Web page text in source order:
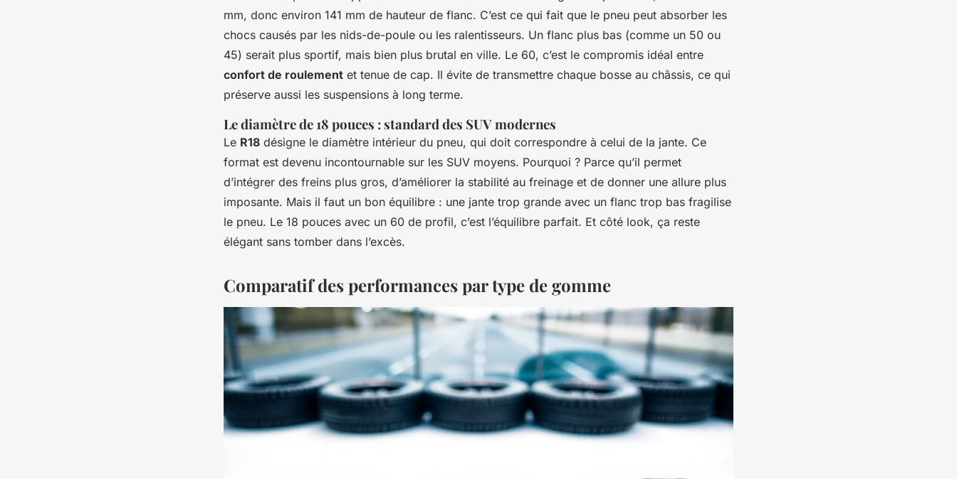
mm, donc environ 141 mm de hauteur de flanc. C’est ce qui fait que le pneu peut absorber les
chocs causés par les nids-de-poule ou les ralentisseurs. Un flanc plus bas (comme un 50 ou
45) serait plus sportif, mais bien plus brutal en ville. Le 60, c’est le compromis idéal entre
confort de roulement et tenue de cap. Il évite de transmettre chaque bosse au châssis, ce qui
préserve aussi les suspensions à long terme.
Le diamètre de 18 pouces : standard des SUV modernes
Le R18 désigne le diamètre intérieur du pneu, qui doit correspondre à celui de la jante. Ce
format est devenu incontournable sur les SUV moyens. Pourquoi ? Parce qu’il permet
d’intégrer des freins plus gros, d’améliorer la stabilité au freinage et de donner une allure plus
imposante. Mais il faut un bon équilibre : une jante trop grande avec un flanc trop bas fragilise
le pneu. Le 18 pouces avec un 60 de profil, c’est l’équilibre parfait. Et côté look, ça reste
élégant sans tomber dans l’excès.
Comparatif des performances par type de gomme